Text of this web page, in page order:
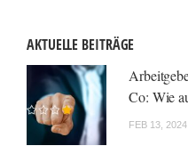
AKTUELLE BEITRÄGE
Co: Wie
FEB 13, 2024